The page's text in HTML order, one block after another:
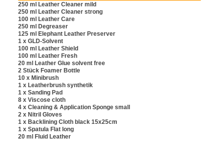
250 ml Leather Cleaner mild
250 ml Leather Cleaner strong
100 ml Leather Care
250 ml Degreaser
125 ml Elephant Leather Preserver
1 x GLD-Solvent
100 ml Leather Shield
100 ml Leather Fresh
20 ml Leather Glue solvent free
2 Stück Foamer Bottle
10 x Minibrush
1 x Leatherbrush synthetik
1 x Sanding Pad
8 x Viscose cloth
4 x Cleaning & Application Sponge small
2 x Nitril Gloves
1 x Backlining Cloth black 15x25cm
1 x Spatula Flat long
20 ml Fluid Leather